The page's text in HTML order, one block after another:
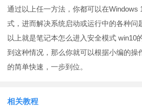
通过以上任一方法，你都可以在Windows
式，进而解决系统启动或运行中的各种问
以上就是笔记本怎么进入安全模式 win10
到这种情况，那么你就可以根据小编的操
的简单快速，一步到位。
相关教程